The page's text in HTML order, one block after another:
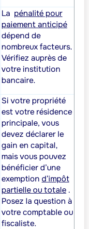
La pénalité pour
paiement anticipé
dépend de
nombreux facteurs.
Vérifiez auprès de
votre institution
bancaire.
Si votre propriété
est votre résidence
principale, vous
devez déclarer le
gain en capital,
mais vous pouvez
bénéficier d’une
exemption d’impôt
partielle ou totale .
Posez la question à
votre comptable ou
fiscaliste.